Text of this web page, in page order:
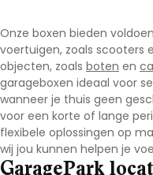
Onze boxen bieden
voertuigen, zoals scooters
objecten, zoals boten en
garageboxen ideaal voor
wanneer je thuis geen
voor een korte of lange
flexibele oplossingen op
wij jou kunnen helpen je
GaragePark